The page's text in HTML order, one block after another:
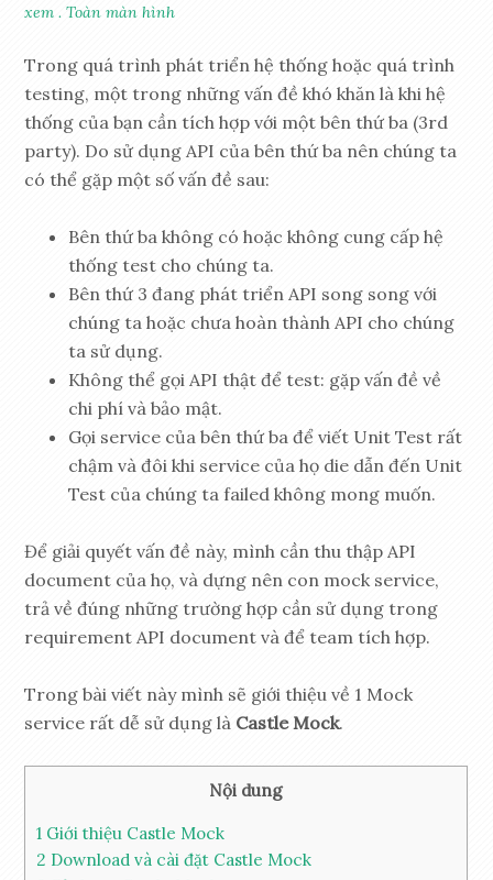
xem .Toàn màn hình
Trong quá trình phát triển hệ thống hoặc quá trình
testing, một trong những vấn đề khó khăn là khi hệ
thống của bạn cần tích hợp với một bên thứ ba (3rd
party). Do sử dụng API của bên thứ ba nên chúng ta
có thể gặp một số vấn đề sau:
Bên thứ ba không có hoặc không cung cấp hệ
thống test cho chúng ta.
Bên thứ 3 đang phát triển API song song với
chúng ta hoặc chưa hoàn thành API cho chúng
ta sử dụng.
Không thể gọi API thật để test: gặp vấn đề về
chi phí và bảo mật.
Gọi service của bên thứ ba để viết Unit Test rất
chậm và đôi khi service của họ die dẫn đến Unit
Test của chúng ta failed không mong muốn.
Để giải quyết vấn đề này, mình cần thu thập API
document của họ, và dựng nên con mock service,
trả về đúng những trường hợp cần sử dụng trong
requirement API document và để team tích hợp.
Trong bài viết này mình sẽ giới thiệu về 1 Mock
service rất dễ sử dụng là Castle Mock.
Nội dung
1 Giới thiệu Castle Mock
2 Download và cài đặt Castle Mock